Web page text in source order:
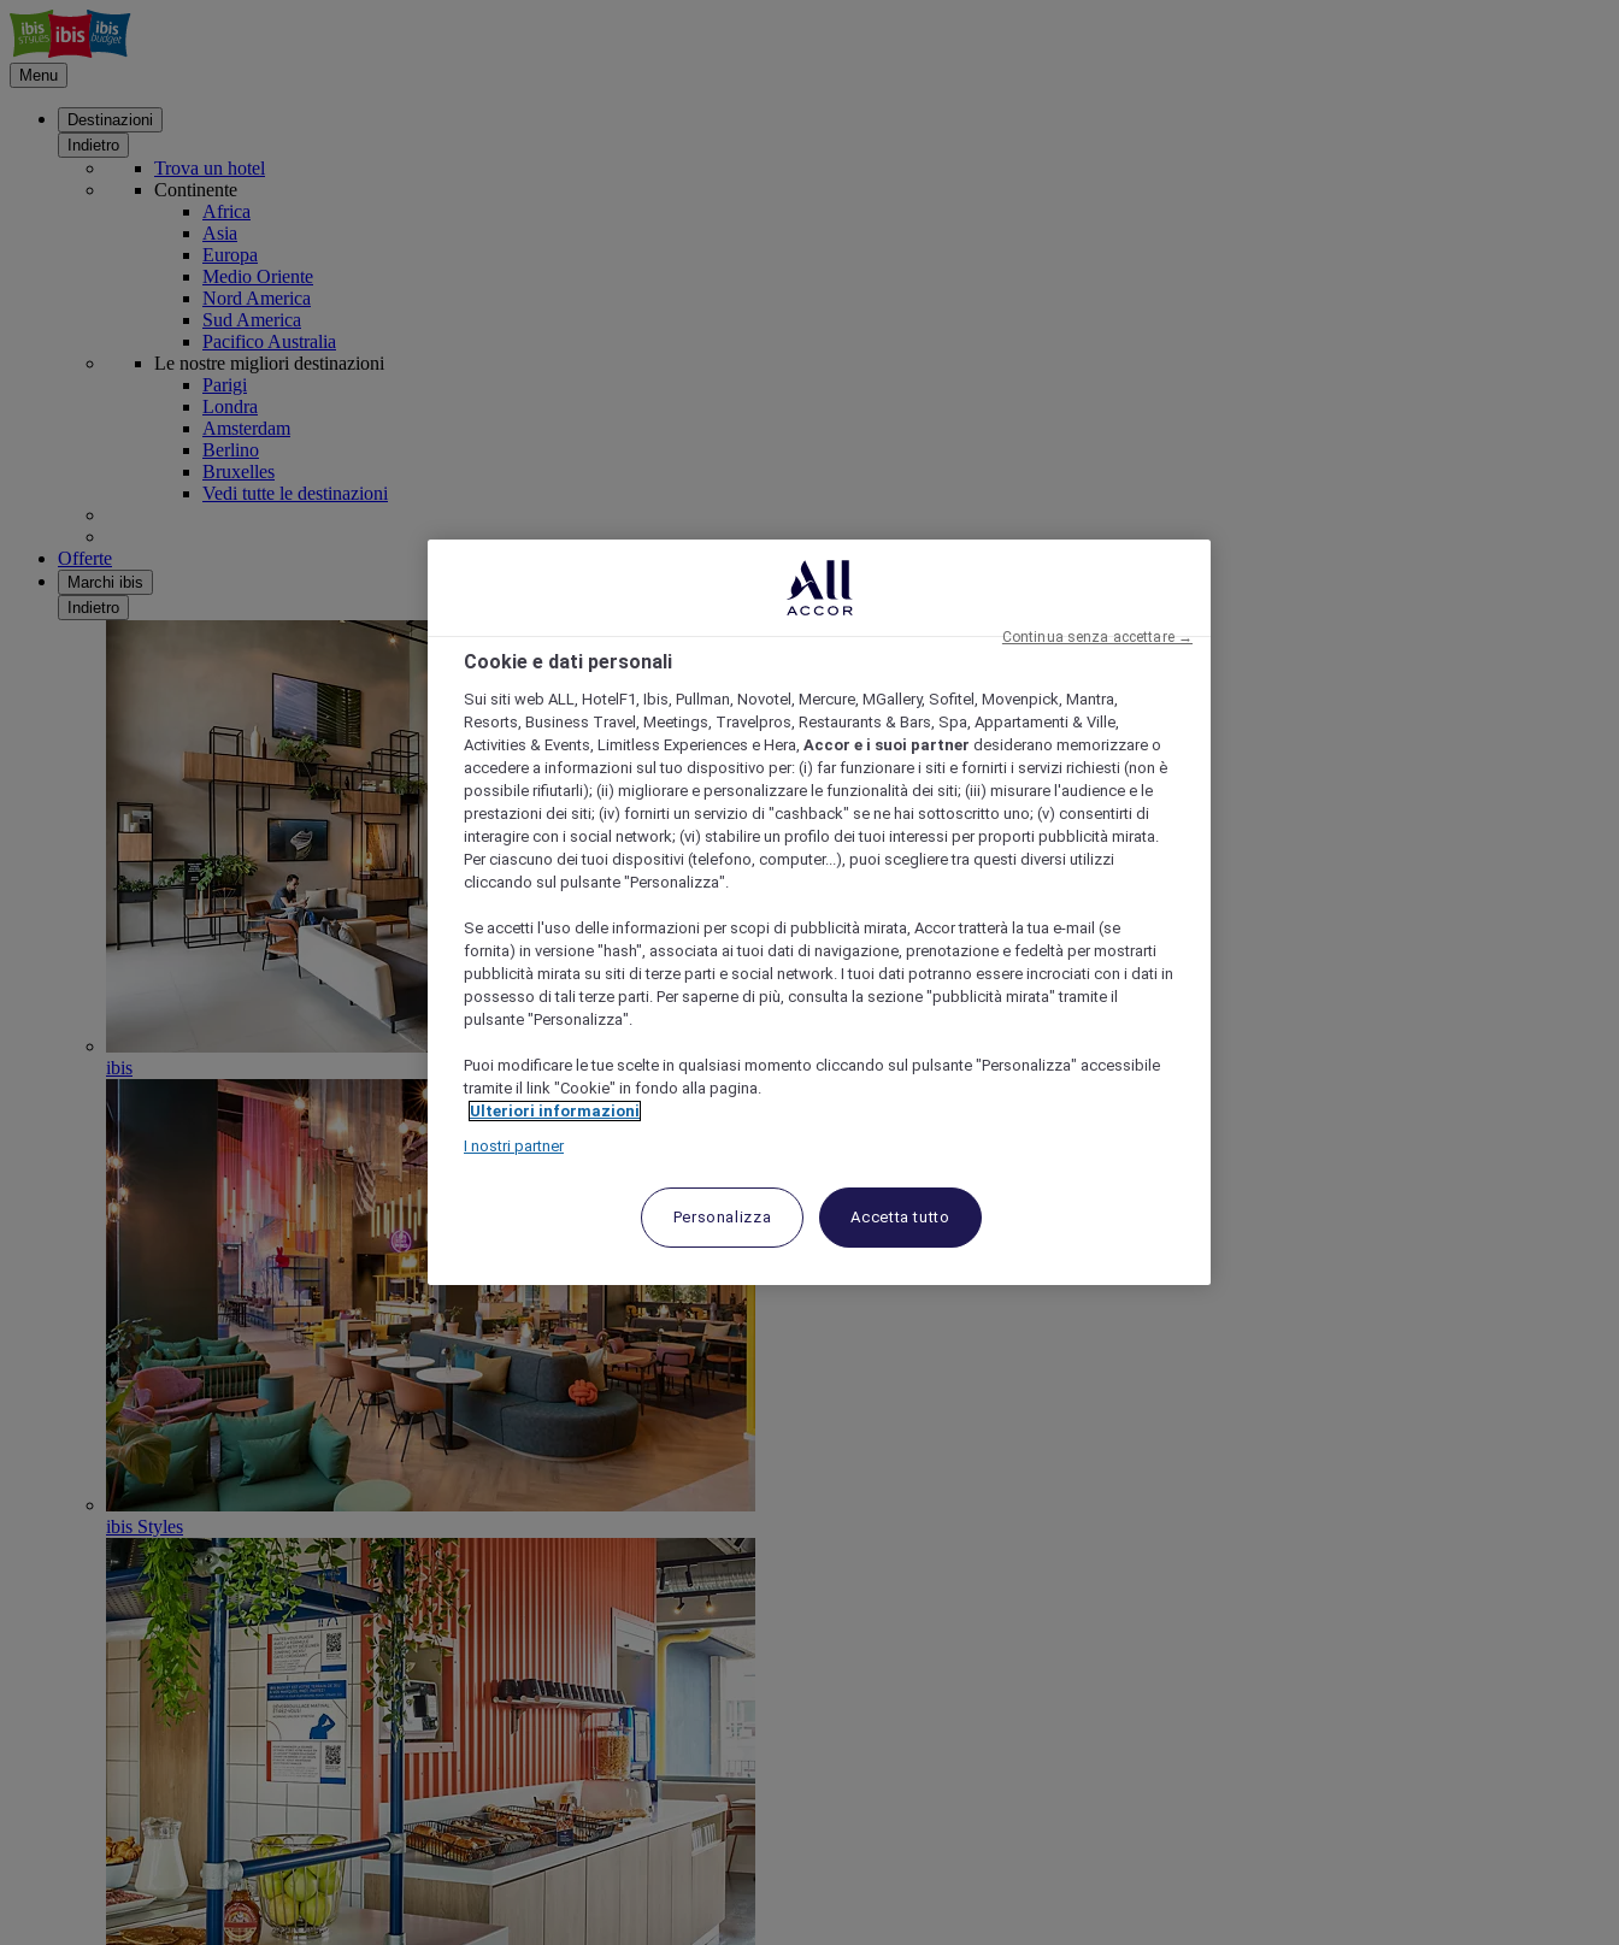
Menu
Destinazioni
Indietro
Trova un hotel
Continente
Africa
Asia
Europa
Medio Oriente
Nord America
Sud America
Pacifico Australia
Le nostre migliori destinazioni
Parigi
Londra
Amsterdam
Berlino
Bruxelles
Vedi tutte le destinazioni
Offerte
Marchi ibis
Indietro
ibis
ibis Styles
Cookie e dati personali
Sui siti web ALL, HotelF1, Ibis, Pullman, Novotel, Mercure, MGallery, Sofitel, Movenpick, Mantra,
Resorts, Business Travel, Meetings, Travelpros, Restaurants & Bars, Spa, Appartamenti & Ville,
Activities & Events, Limitless Experiences e Hera, Accor e i suoi partner desiderano memorizzare o
accedere a informazioni sul tuo dispositivo per: (i) far funzionare i siti e fornirti i servizi richiesti (non è
possibile rifiutarli); (ii) migliorare e personalizzare le funzionalità dei siti; (iii) misurare l'audience e le
prestazioni dei siti; (iv) fornirti un servizio di "cashback" se ne hai sottoscritto uno; (v) consentirti di
interagire con i social network; (vi) stabilire un profilo dei tuoi interessi per proporti pubblicità mirata.
Per ciascuno dei tuoi dispositivi (telefono, computer...), puoi scegliere tra questi diversi utilizzi
cliccando sul pulsante "Personalizza".
Se accetti l'uso delle informazioni per scopi di pubblicità mirata, Accor tratterà la tua e-mail (se
fornita) in versione "hash", associata ai tuoi dati di navigazione, prenotazione e fedeltà per mostrarti
pubblicità mirata su siti di terze parti e social network. I tuoi dati potranno essere incrociati con i dati in
possesso di tali terze parti. Per saperne di più, consulta la sezione "pubblicità mirata" tramite il
pulsante "Personalizza".
Puoi modificare le tue scelte in qualsiasi momento cliccando sul pulsante "Personalizza" accessibile
tramite il link "Cookie" in fondo alla pagina.
Ulteriori informazioni
I nostri partner
Personalizza Accetta tutto
Continua senza accettare →